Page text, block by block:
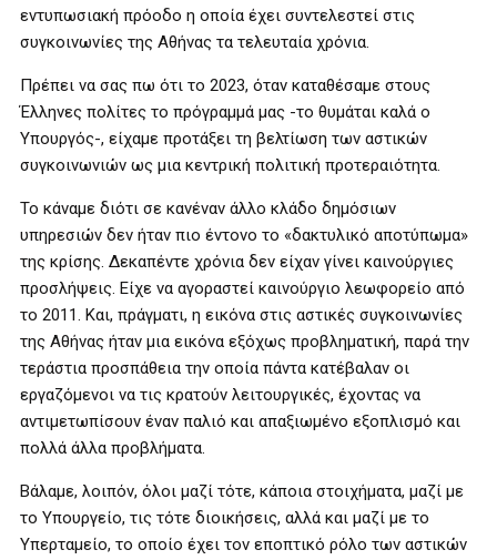
εντυπωσιακή πρόοδο η οποία έχει συντελεστεί στις
συγκοινωνίες της Αθήνας τα τελευταία χρόνια.
Πρέπει να σας πω ότι το 2023, όταν καταθέσαμε στους
Έλληνες πολίτες το πρόγραμμά μας -το θυμάται καλά ο
Υπουργός-, είχαμε προτάξει τη βελτίωση των αστικών
συγκοινωνιών ως μια κεντρική πολιτική προτεραιότητα.
Το κάναμε διότι σε κανέναν άλλο κλάδο δημόσιων
υπηρεσιών δεν ήταν πιο έντονο το «δακτυλικό αποτύπωμα»
της κρίσης. Δεκαπέντε χρόνια δεν είχαν γίνει καινούργιες
προσλήψεις. Είχε να αγοραστεί καινούργιο λεωφορείο από
το 2011. Και, πράγματι, η εικόνα στις αστικές συγκοινωνίες
της Αθήνας ήταν μια εικόνα εξόχως προβληματική, παρά την
τεράστια προσπάθεια την οποία πάντα κατέβαλαν οι
εργαζόμενοι να τις κρατούν λειτουργικές, έχοντας να
αντιμετωπίσουν έναν παλιό και απαξιωμένο εξοπλισμό και
πολλά άλλα προβλήματα.
Βάλαμε, λοιπόν, όλοι μαζί τότε, κάποια στοιχήματα, μαζί με
το Υπουργείο, τις τότε διοικήσεις, αλλά και μαζί με το
Υπερταμείο, το οποίο έχει τον εποπτικό ρόλο των αστικών